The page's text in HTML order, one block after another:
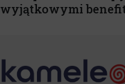
wyjątkowymi